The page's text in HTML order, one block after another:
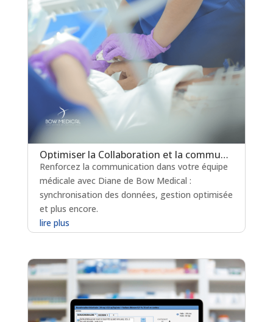
Optimiser la Collaboration et la communication au sein des Équipes Soignantes
Renforcez la communication dans votre équipe
médicale avec Diane de Bow Medical :
synchronisation des données, gestion optimisée
et plus encore.
lire plus